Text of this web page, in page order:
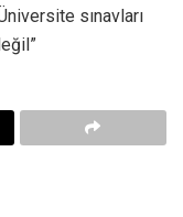
sınavları